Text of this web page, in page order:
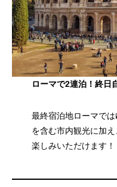
ローマで2連泊！終日
最終宿泊地ローマで
を含む市内観光に加
楽しみいただけます！